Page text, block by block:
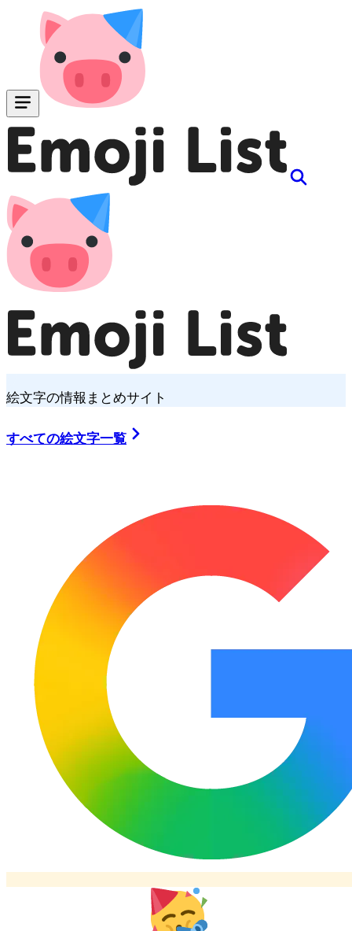
絵文字の情報まとめサイト
すべての絵文字一覧